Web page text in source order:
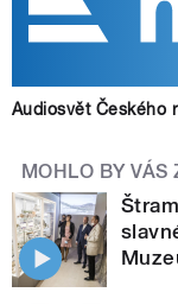
Audiosvět Českého
MOHLO BY VÁS